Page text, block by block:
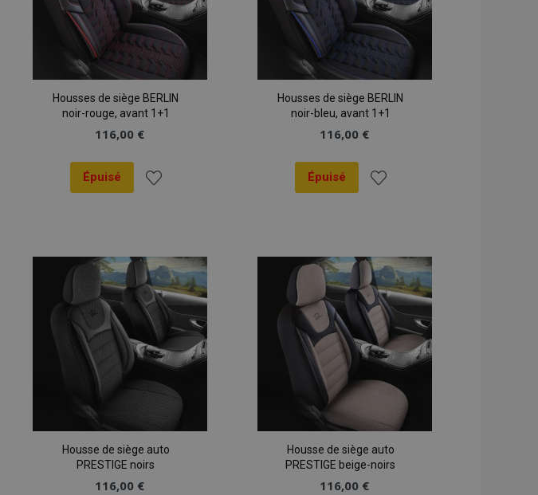
Housses de siège BERLIN
noir-rouge, avant 1+1
116,00 €
Épuisé
liste
d'achats
Housses de siège BERLIN
noir-bleu, avant 1+1
116,00 €
Épuisé
liste
d'achats
Housse de siège auto
PRESTIGE noirs
116,00 €
Housse de siège auto
PRESTIGE beige-noirs
116,00 €